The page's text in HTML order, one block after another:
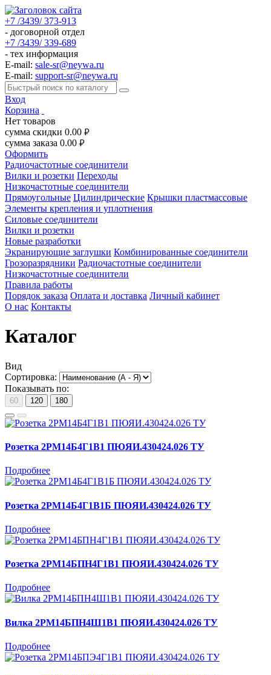
+7 /3439/ 373-913
- договорной отдел
+7 /3439/ 339-689
- тех информация
E-mail: sale-sr@neywa.ru
E-mail: support-sr@neywa.ru
Вход
Корзина
Нет товаров
сумма скидки 0.00 руб.
сумма заказа 0.00 руб.
Оформить
Радиочастотные соединители
Вилки и розетки Переходы
Низкочастотные соединители
Прямоугольные Цилиндрические Крышки пластмассовые
Элементы крепления и уплотнения
Силовые соединители
Вилки и розетки
Новые разработки
Экранирующие заглушки Комбинированные соединители
Грозоразрядники Радиочастотные соединители
Низкочастотные соединители
Правила работы
Порядок заказа Оплата и доставка Личный кабинет
О нас Контакты
Каталог
Вид
Сортировка:
Показывать по:
60 120 180
Розетка 2РМ14Б4Г1В1 ПЮЯИ.430424.026 ТУ
Подробнее
Розетка 2РМ14Б4Г1В1Б ПЮЯИ.430424.026 ТУ
Подробнее
Розетка 2РМ14БПН4Г1В1 ПЮЯИ.430424.026 ТУ
Подробнее
Вилка 2РМ14БПН4Ш1В1 ПЮЯИ.430424.026 ТУ
Подробнее